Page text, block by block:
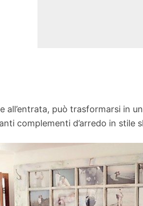
all’entrata, può trasformarsi in un
complementi d’arredo in stile